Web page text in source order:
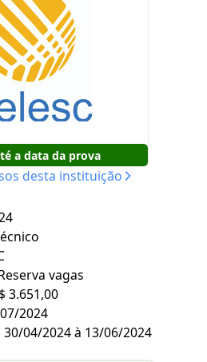
a data da prova
desta instituição
vagas
3.651,00
2024
04/2024 à 13/06/2024